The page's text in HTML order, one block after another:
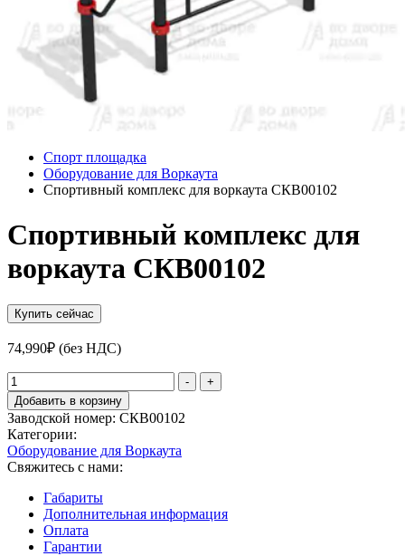
Спорт площадка
Оборудование для Воркаута
Спортивный комплекс для воркаута СКВ00102
Спортивный комплекс для
воркаута СКВ00102
Купить сейчас
74,990₽ (без НДС)
Количество
товара
Спортивный
комплекс
для
воркаута
СКВ00102
-
+
Добавить в корзину
Заводской номер: СКВ00102
Категории:
Оборудование для Воркаута
Свяжитесь с нами:
Габариты
Дополнительная информация
Оплата
Гарантии